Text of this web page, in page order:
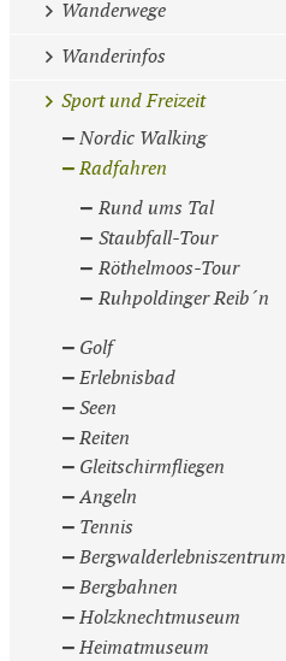
Wanderwege
Wanderinfos
Sport und Freizeit
Nordic Walking
Radfahren
Rund ums Tal
Staubfall-Tour
Röthelmoos-Tour
Ruhpoldinger Reib´n
Golf
Erlebnisbad
Seen
Reiten
Gleitschirmfliegen
Angeln
Tennis
Bergwalderlebniszentrum
Bergbahnen
Holzknechtmuseum
Heimatmuseum